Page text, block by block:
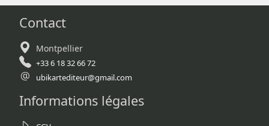
Contact
Montpellier
+33 6 18 32 66 72
ubikartediteur@gmail.com
Informations légales